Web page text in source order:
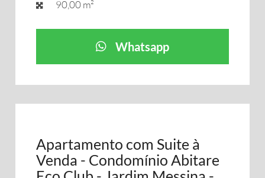
90,00 m²
Whatsapp
Apartamento com Suite à
Venda - Condomínio Abitare